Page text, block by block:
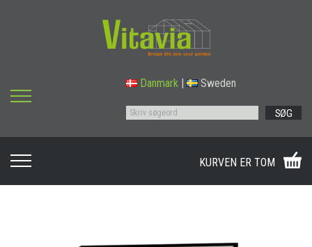
Danmark Sweden
SØG
KURVEN ER TOM